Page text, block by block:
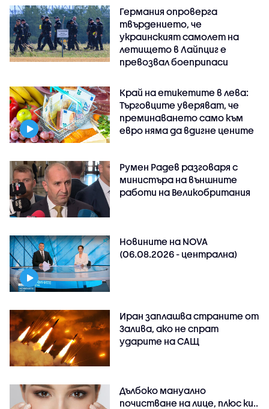
Германия опроверга
твърдението, че
украинският самолет на
летището в Лайпциг е
превозвал боеприпаси
Край на етикетите в лева:
Търговците уверяват, че
преминаването само към
евро няма да вдигне цените
Румен Радев разговаря с
министъра на външните
работи на Великобритания
Новините на NOVA
(06.08.2026 - централна)
Иран заплашва страните от
Залива, ако не спрат
ударите на САЩ
Дълбоко мануално
почистване на лице, плюс ки..